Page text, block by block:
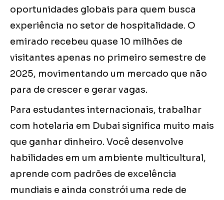
oportunidades globais para quem busca
experiência no setor de hospitalidade. O
emirado recebeu quase 10 milhões de
visitantes apenas no primeiro semestre de
2025, movimentando um mercado que não
para de crescer e gerar vagas.
Para estudantes internacionais, trabalhar
com hotelaria em Dubai significa muito mais
que ganhar dinheiro. Você desenvolve
habilidades em um ambiente multicultural,
aprende com padrões de excelência
mundiais e ainda constrói uma rede de